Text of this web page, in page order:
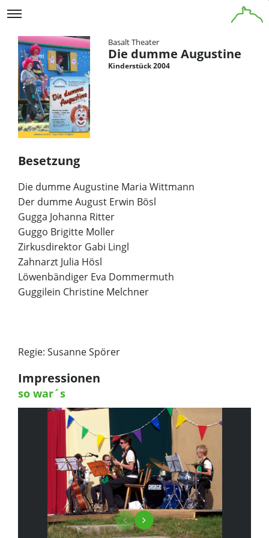
Basalt Theater
Die dumme Augustine
Kinderstück 2004
Besetzung
Die dumme Augustine Maria Wittmann
Der dumme August Erwin Bösl
Gugga Johanna Ritter
Guggo Brigitte Moller
Zirkusdirektor Gabi Lingl
Zahnarzt Julia Hösl
Löwenbändiger Eva Dommermuth
Guggilein Christine Melchner
Regie: Susanne Spörer
Impressionen
so war´s